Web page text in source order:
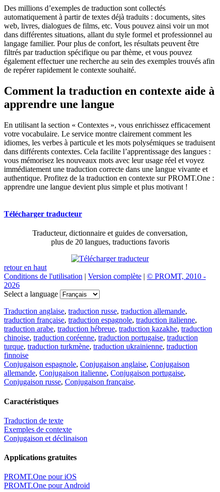
Des millions d’exemples de traduction sont collectés
automatiquement à partir de textes déjà traduits : documents, sites
web, livres, dialogues de films, etc. Vous pouvez ainsi voir un mot
dans différentes situations, allant du style formel et professionnel au
langage familier. Pour plus de confort, les résultats peuvent être
filtrés par traduction spécifique ou par thème, et vous pouvez
également effectuer une recherche au sein des exemples trouvés afin
de repérer rapidement le contexte souhaité.
Comment la traduction en contexte aide à
apprendre une langue
En utilisant la section « Contextes », vous enrichissez efficacement
votre vocabulaire. Le service montre clairement comment les
idiomes, les verbes à particule et les mots polysémiques se traduisent
dans différents contextes. Cela facilite l’apprentissage des langues :
vous mémorisez les nouveaux mots avec leur usage réel et voyez
immédiatement une traduction correcte dans une langue vivante et
authentique. Profitez de la traduction en contexte sur PROMT.One :
apprendre une langue devient plus simple et plus motivant !
Télécharger traducteur
Traducteur, dictionnaire et guides de conversation,
plus de 20 langues, traductions favoris
retour en haut
Conditions de l'utilisation | Version complète | © PROMT, 2010 -
2026
Select a language
Traduction anglaise, traduction russe, traduction allemande,
traduction française, traduction espagnole, traduction italienne,
traduction arabe, traduction hébreue, traduction kazakhe, traduction
chinoise, traduction coréenne, traduction portugaise, traduction
turque, traduction turkmène, traduction ukrainienne, traduction
finnoise
Conjugaison espagnole, Conjugaison anglaise, Conjugaison
allemande, Conjugaison italienne, Conjugaison portugaise,
Conjugaison russe, Conjugaison française.
Caractéristiques
Traduction de texte
Exemples de contexte
Conjugaison et déclinaison
Applications gratuites
PROMT.One pour iOS
PROMT.One pour Android